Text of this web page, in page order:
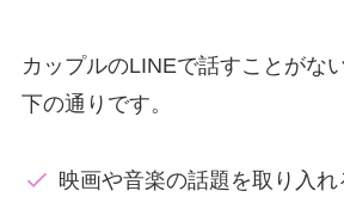
カップルのLINEで話すことがな
下の通りです。
映画や音楽の話題を取り入れ